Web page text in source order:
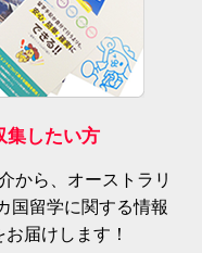
集したい方
から、オーストラリ
国留学に関する情報
届けします！